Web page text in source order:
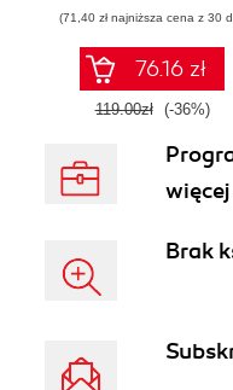
technologie
(71,40 zł najniższa cena z 30
76.16 zł
119.00zł (-36%)
Brak